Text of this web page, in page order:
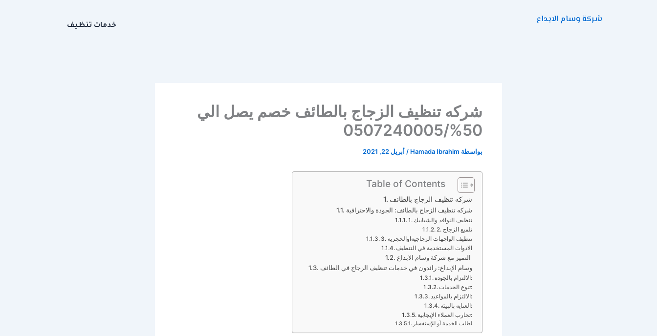
شركة وسام الابداع
خدمات تنظيف
شركه تنظيف الزجاج بالطائف خصم يصل الي
50%/0507240005
بواسطة Hamada Ibrahim
/ أبريل 22, 2021
Table of Contents
شركه تنظيف الزجاج بالطائف
شركه تنظيف الزجاج بالطائف: الجودة والاحترافية
1. تنظيف النوافذ والشبابيك
2. تلميع الزجاج
3. تنظيف الواجهات الزجاجيةاوالحجرية
الادوات المستخدمة في التنظيف
وسام الإبداع: رائدون في خدمات تنظيف الزجاج في الطائف
الالتزام بالجودة:
تنوع الخدمات:
الالتزام بالمواعيد:
العناية بالبيئة:
تجارب العملاء الإيجابية:
لطلب الخدمة أو للإستفسار